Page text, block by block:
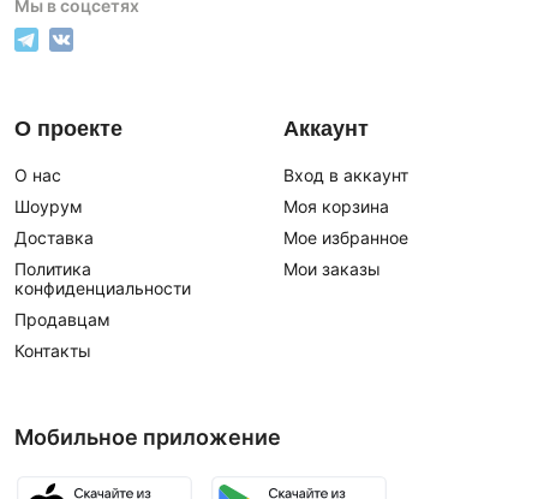
Мы в соцсетях
О проекте
О нас
Шоурум
Доставка
Политика
конфиденциальности
Продавцам
Контакты
Аккаунт
Вход в аккаунт
Моя корзина
Мое избранное
Мои заказы
Мобильное приложение